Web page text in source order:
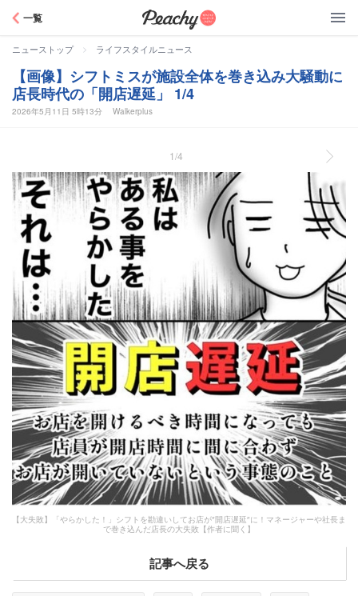
一覧
ニューストップ > ライフスタイルニュース
【画像】シフトミスが施設全体を巻き込み大騒動に
店長時代の「開店遅延」 1/4
2026年5月11日 5時13分 Walkerplus
1/4
【大失敗】「やらかした！」シフトを勘違いしてお店が″開店遅延″に！マネージャーや社長ま
で巻き込んだ店長の大失敗【作者に聞く】
記事へ戻る